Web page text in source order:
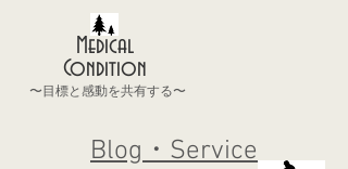
Medical
Condition
〜目標と感動を共有する〜
Blog・Service